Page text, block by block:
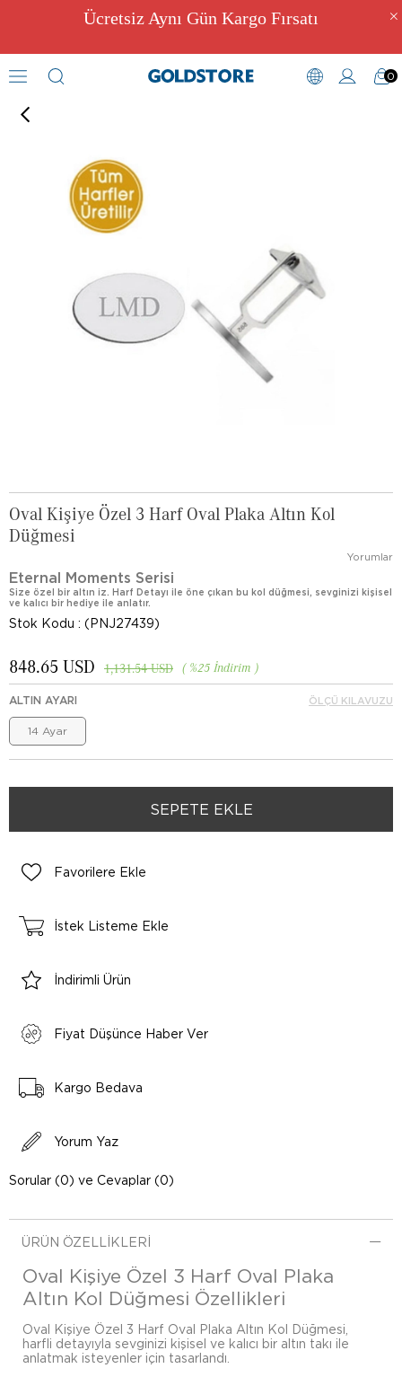
Ücretsiz Aynı Gün Kargo Fırsatı
0
Kol Düğmeleri
Oval Kişiye Özel 3 Harf Oval Plaka Altın Kol
Düğmesi
Yorumlar
Eternal Moments Serisi
Size özel bir altın iz. Harf Detayı ile öne çıkan bu kol düğmesi, sevginizi kişisel
ve kalıcı bir hediye ile anlatır.
Stok Kodu (PNJ27439)
%25 İndirim
1,131.54 USD
848.65 USD
ALTIN AYARI
14 Ayar
ÖLÇÜ KILAVUZU
Favorilere Ekle
İstek Listeme Ekle
İndirimli Ürün
Fiyat Düşünce Haber Ver
Kargo Bedava
Yorum Yaz
Sorular (0) ve Cevaplar (0)
ÜRÜN ÖZELLIKLERI
Oval Kişiye Özel 3 Harf Oval Plaka
Altın Kol Düğmesi Özellikleri
Oval Kişiye Özel 3 Harf Oval Plaka Altın Kol Düğmesi,
harfli detayıyla sevginizi kişisel ve kalıcı bir altın takı ile
anlatmak isteyenler için tasarlandı.